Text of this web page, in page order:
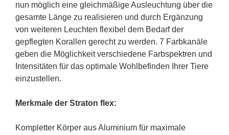
nun möglich eine gleichmäßige Ausleuchtung über die
gesamte Länge zu realisieren und durch Ergänzung
von weiteren Leuchten flexibel dem Bedarf der
gepflegten Korallen gerecht zu werden. 7 Farbkanäle
geben die Möglichkeit verschiedene Farbspektren und
Intensitäten für das optimale Wohlbefinden Ihrer Tiere
einzustellen.
Merkmale der Straton flex:
Kompletter Körper aus Aluminium für maximale